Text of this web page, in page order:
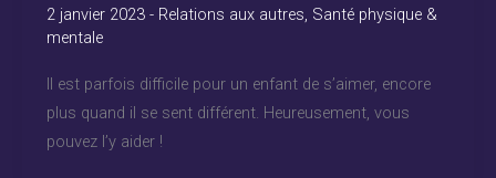
2 janvier 2023 - Relations aux autres, Santé physique &
mentale
Il est parfois difficile pour un enfant de s’aimer, encore
plus quand il se sent différent. Heureusement, vous
pouvez l’y aider !